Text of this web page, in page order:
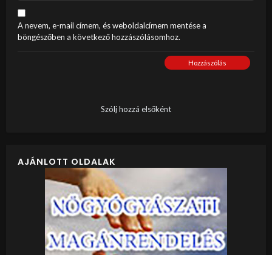
A nevem, e-mail címem, és weboldalcímem mentése a
böngészőben a következő hozzászólásomhoz.
Hozzászólás
Szólj hozzá elsőként
AJÁNLOTT OLDALAK